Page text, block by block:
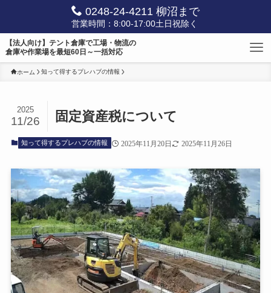
0248-24-4211 柳沼まで
営業時間：8:00-17:00土日祝除く
【法人向け】テント倉庫で工場・物流の
倉庫や作業場を最短60日～一括対応
ホーム 知って得するプレハブの情報
固定資産税について
2025
11/26
知って得するプレハブの情報 2025年11月20日 2025年11月26日